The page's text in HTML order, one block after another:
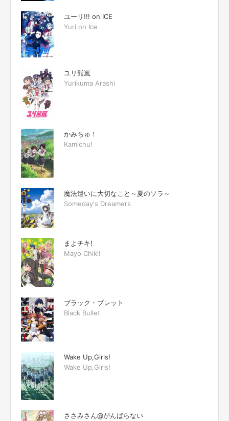
ユーリ!!! on ICE
Yuri on Ice
ユリ熊嵐
Yurikuma Arashi
かみちゅ！
Kamichu!
魔法遣いに大切なこと～夏のソラ～
Someday's Dreamers
まよチキ!
Mayo Chiki!
ブラック・ブレット
Black Bullet
Wake Up,Girls!
Wake Up,Girls!
ささみさん@がんばらない